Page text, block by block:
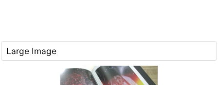
Large Image